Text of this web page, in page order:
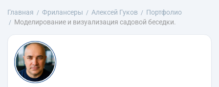
Главная Фрилансеры Алексей Гуков
Портфолио
Моделирование и визуализация садовой беседки.